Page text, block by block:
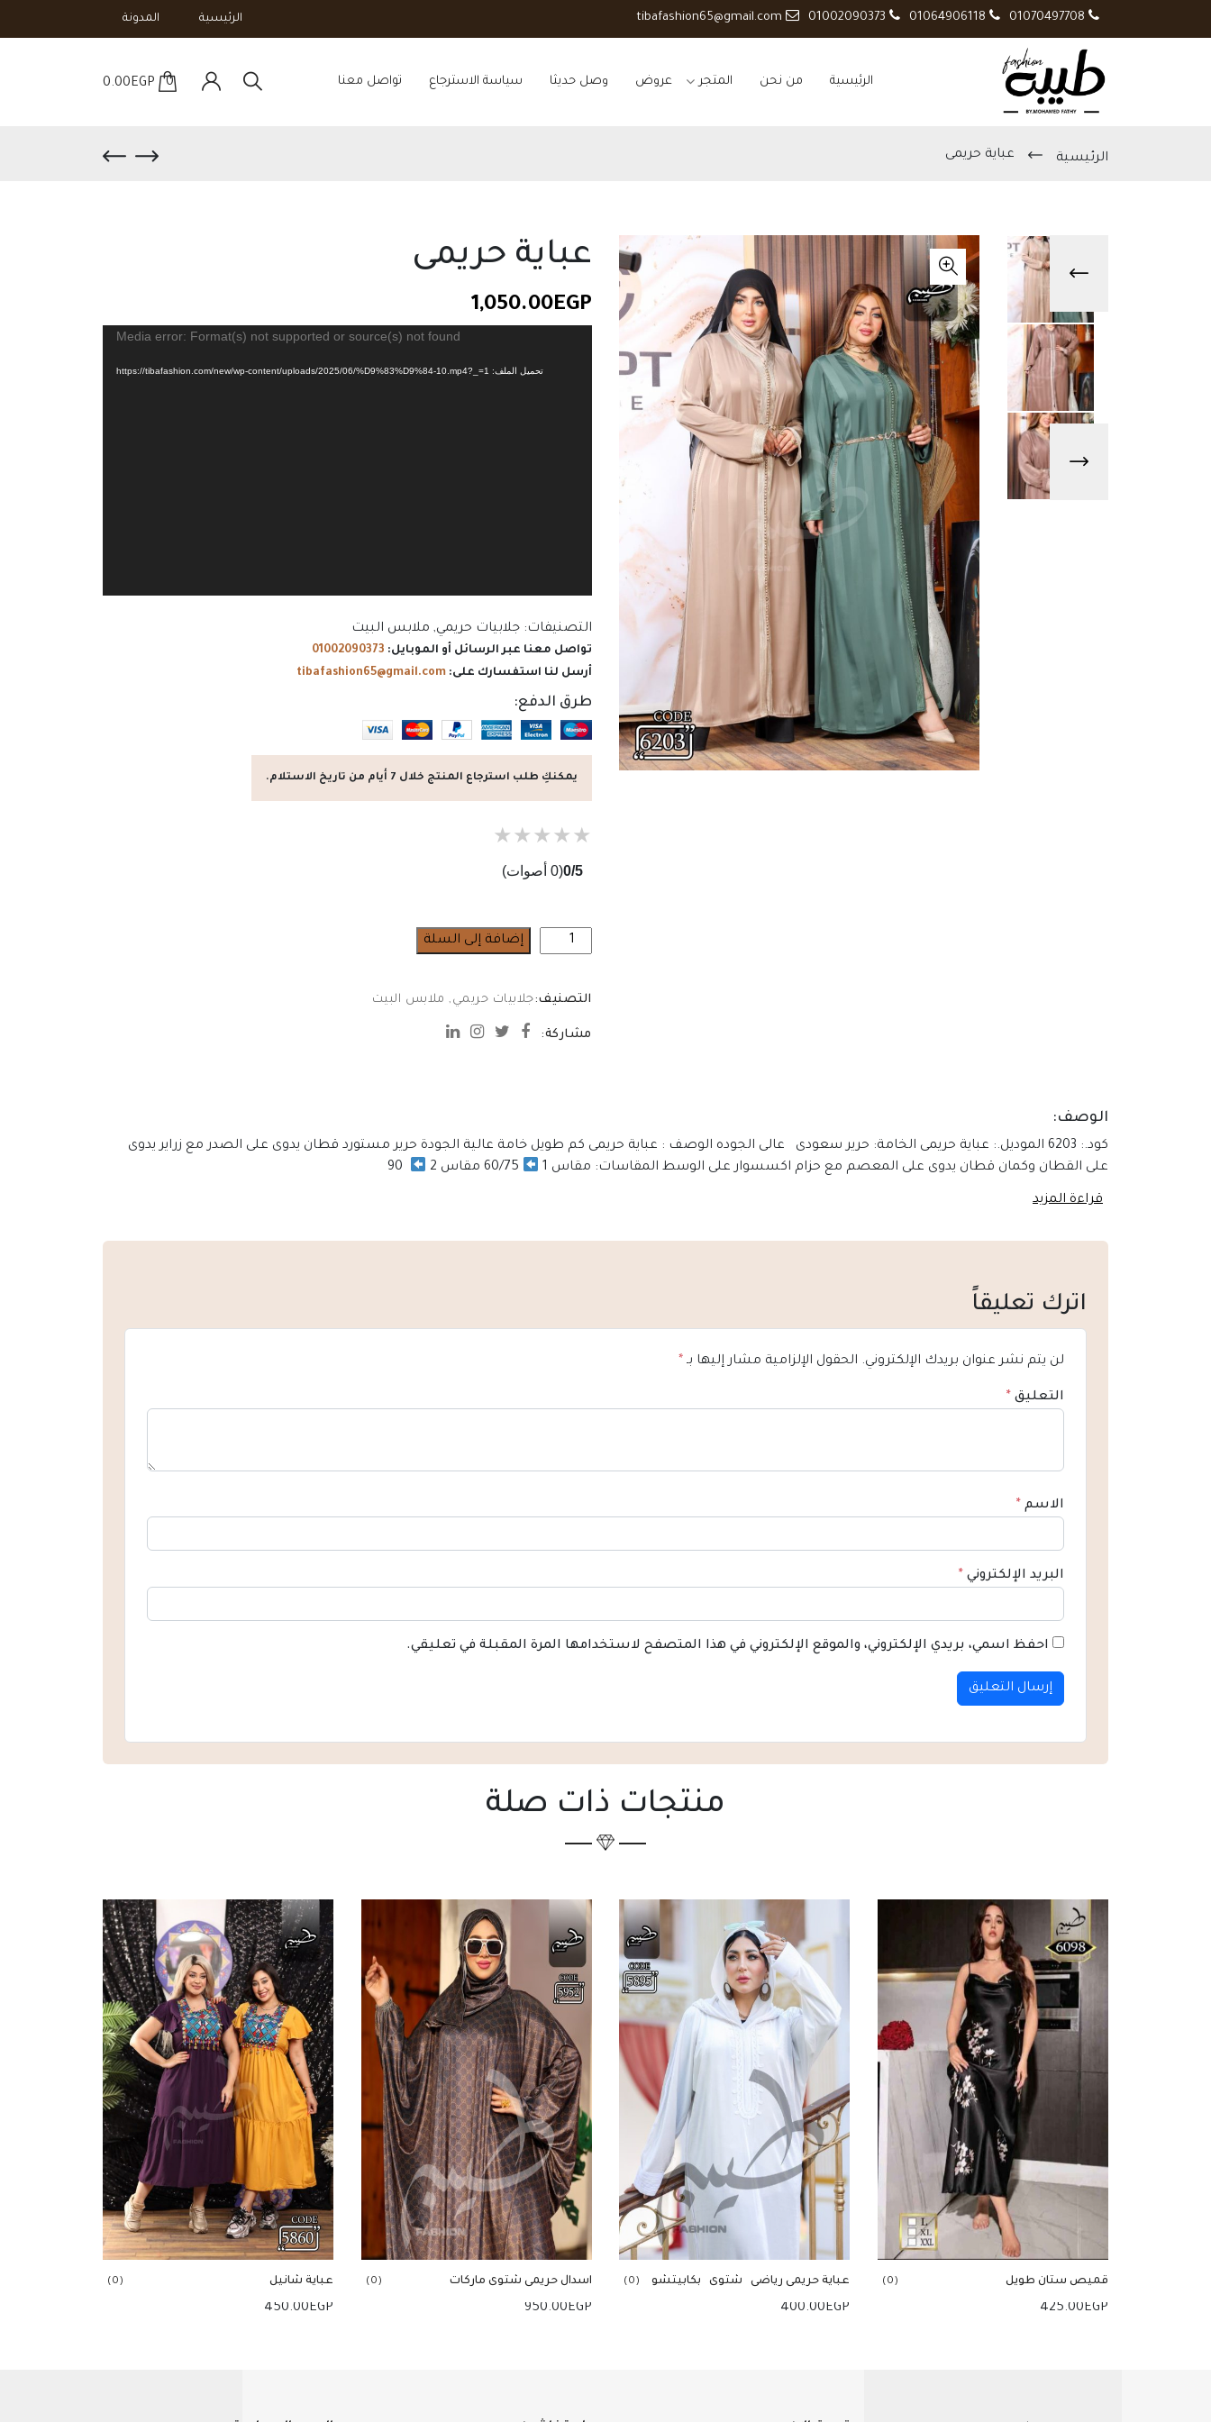
الرئيسية المدونة
الرئيسية من نحن المتجر عروض وصل حديثا سياسة الاسترجاع تواصل معنا 0
0.00EGP
الرئيسية عباية حريمى
عباية حريمى
1,050.00EGP
Media error: Format(s) not supported or source(s) not found
تحميل الملف: https://tibafashion.com/new/wp-content/uploads/2025/06/%D9%83%D9%84-10.mp4?_=1
التصنيفات:جلابيات حريمي, ملابس البيت
تواصل معنا عبر الرسائل أو الموبايل: 01002090373
أرسل لنا استفسارك على:tibafashion65@gmail.com
طرق الدفع:
يمكنكِ طلب استرجاع المنتج خلال 7 أيام من تاريخ الاستلام.
★
★
★
★
★
0/5(0 أصوات)
كمية
عباية
إضافة إلى السلة
التصنيف:جلابيات حريمي , ملابس البيت
مشاركة:
الوصف:
كود.: 6203 الموديل.: عباية حريمى الخامة: حرير سعودى عالى الجوده الوصف : عباية حريمى كم طويل خامة عالية الجودة حرير مستورد قطان يدوى على الصدر مع زراير يدوى
على القطان وكمان قطان يدوى على المعصم مع حزام اكسسوار على الوسط المقاسات: مقاس 1
قراءة المزيد
اترك تعليقاً
لن يتم نشر عنوان بريدك الإلكتروني. الحقول الإلزامية مشار إليها بـ *
التعليق *
الاسم *
البريد الإلكتروني *
احفظ اسمي، بريدي الإلكتروني، والموقع الإلكتروني في هذا المتصفح لاستخدامها المرة المقبلة في تعليقي.
منتجات ذات صلة
قميص ستان طويل (0)
425.00EGP
عباية حريمى رياضى شتوى بكابيتشو (0)
400.00EGP
اسدال حريمى شتوى ماركات (0)
950.00EGP
عباية شانيل (0)
450.00EGP